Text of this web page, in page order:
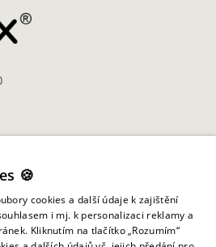
🍪
cookies a další údaje k zajištění
i mj. k personalizaci reklamy a
Kliknutím na tlačítko „Rozumím“